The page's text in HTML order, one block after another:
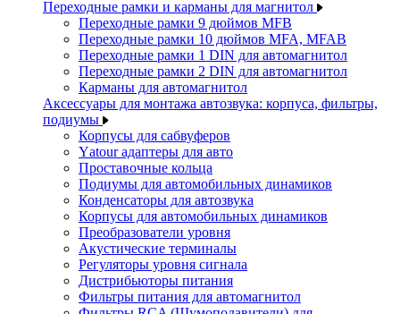
Переходные рамки и карманы для магнитол
Переходные рамки 9 дюймов MFB
Переходные рамки 10 дюймов MFA, MFAB
Переходные рамки 1 DIN для автомагнитол
Переходные рамки 2 DIN для автомагнитол
Карманы для автомагнитол
Аксессуары для монтажа автозвука: корпуса, фильтры,
подиумы
Корпусы для сабвуферов
Yаtour адаптеры для авто
Проставочные кольца
Подиумы для автомобильных динамиков
Конденсаторы для автозвука
Корпусы для автомобильных динамиков
Преобразователи уровня
Акустические терминалы
Регуляторы уровня сигнала
Дистрибьюторы питания
Фильтры питания для автомагнитол